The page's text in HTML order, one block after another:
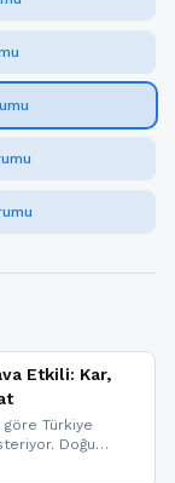
Etkili: Kar,
Türkiye
Doğu
Marmara ve